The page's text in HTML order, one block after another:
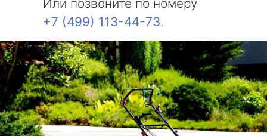
Или позвоните по номеру
+7 (499) 113-44-73.